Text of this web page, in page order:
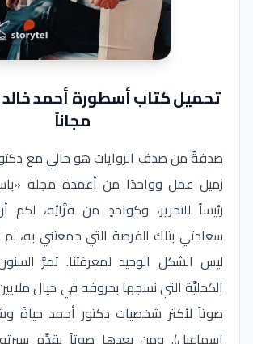
مجاناً
صدفةٌ من صدفِ الروايات هو حالي مع
زميل عمل وواحدًا من أعمدة مجلة
رئيساً للتحرير، وكواحدٍ من قرَّائِه، لكم
سعادتي بتلك الفرصة التي جمعتني به، لم
ليس الشكل الوحيد لمعرفتنا. تمرُّ
الكحليَّة التي نسجها بحروفه في خيال
صوتاً لأكثر شخصيات دكتور أحمد حياةً
إسماعيل). ومن بعدها صوتاً يقدِّم